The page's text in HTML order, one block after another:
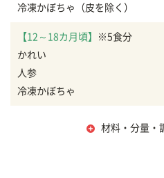
冷凍かぼちゃ（皮を除く）
【12～18カ月頃】
※5食分
かれい
人参
冷凍かぼちゃ
材料・分量・